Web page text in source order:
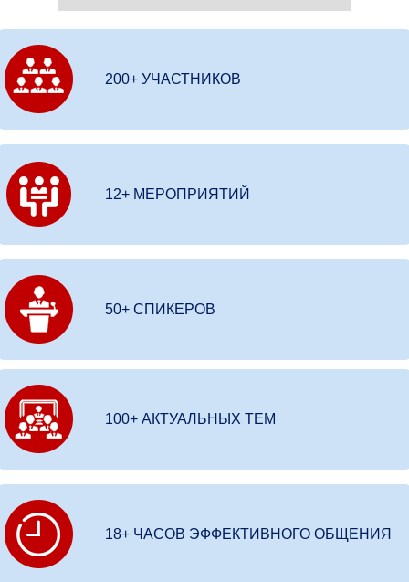
200+ УЧАСТНИКОВ
12+ МЕРОПРИЯТИЙ
50+ СПИКЕРОВ
100+ АКТУАЛЬНЫХ ТЕМ
18+ ЧАСОВ ЭФФЕКТИВНОГО ОБЩЕНИЯ